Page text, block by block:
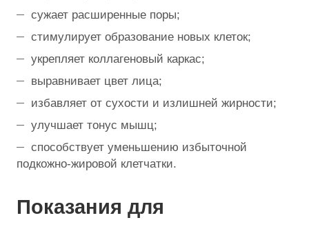
сужает расширенные поры;
стимулирует образование новых клеток;
укрепляет коллагеновый каркас;
выравнивает цвет лица;
избавляет от сухости и излишней жирности;
улучшает тонус мышц;
способствует уменьшению избыточной
подкожно-жировой клетчатки.
Показания для